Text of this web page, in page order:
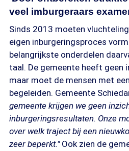
veel imburgeraars
Sinds 2013 moeten
eigen inburgeringsproces vorm
belangrijkste onderdelen
taal. De gemeente heeft geen
maar moet de mensen met
begeleiden. Gemeente
gemeente krijgen we geen
inburgeringsresultaten. Onze
over welk traject bij een
zeer beperkt."Ook zien de